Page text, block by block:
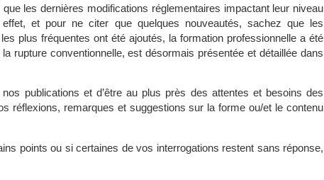
les dernières modifications réglementaires impactant leur niveau
et pour ne citer que quelques nouveautés, sachez que les
plus fréquentes ont été ajoutés, la formation professionnelle a été
rupture conventionnelle, est désormais présentée et détaillée dans
publications et d’être au plus près des attentes et besoins des
réflexions, remarques et suggestions sur la forme ou/et le contenu
points ou si certaines de vos interrogations restent sans réponse,